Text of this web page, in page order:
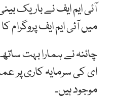
آئی ایم ایف نے باریک
میں آئی ایم ایف پروگرام
ای کی سرمایہ کاری پر
موجود ہیں۔